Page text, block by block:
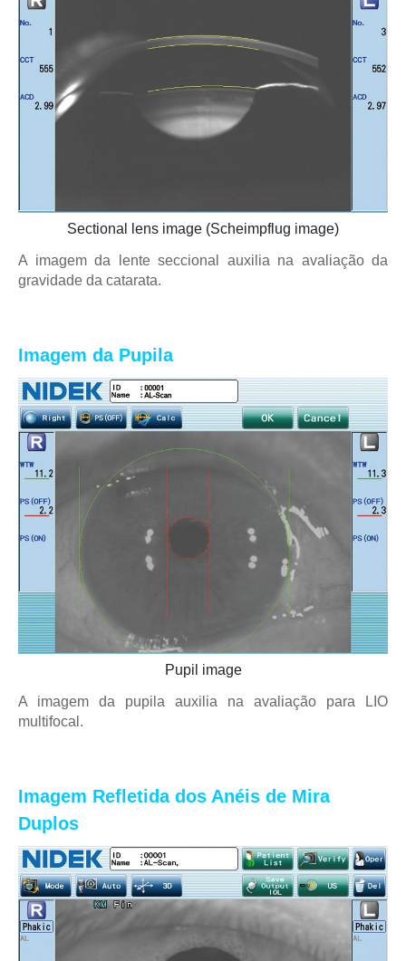
Sectional lens image (Scheimpflug image)
A imagem da lente seccional auxilia na avaliação da
gravidade da catarata.
Imagem da Pupila
Pupil image
A imagem da pupila auxilia na avaliação para LIO
multifocal.
Imagem Refletida dos Anéis de Mira
Duplos